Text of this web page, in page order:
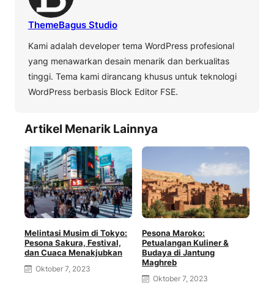
ThemeBagus Studio
Kami adalah developer tema WordPress profesional
yang menawarkan desain menarik dan berkualitas
tinggi. Tema kami dirancang khusus untuk teknologi
WordPress berbasis Block Editor FSE.
Artikel Menarik Lainnya
Melintasi Musim di Tokyo:
Pesona Sakura, Festival,
dan Cuaca Menakjubkan
Oktober 7, 2023
Pesona Maroko:
Petualangan Kuliner &
Budaya di Jantung
Maghreb
Oktober 7, 2023